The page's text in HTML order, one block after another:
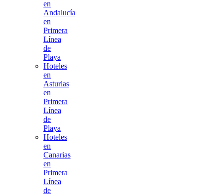
en
Andalucía
en
Primera
Línea
de
Playa
Hoteles
en
Asturias
en
Primera
Línea
de
Playa
Hoteles
en
Canarias
en
Primera
Línea
de